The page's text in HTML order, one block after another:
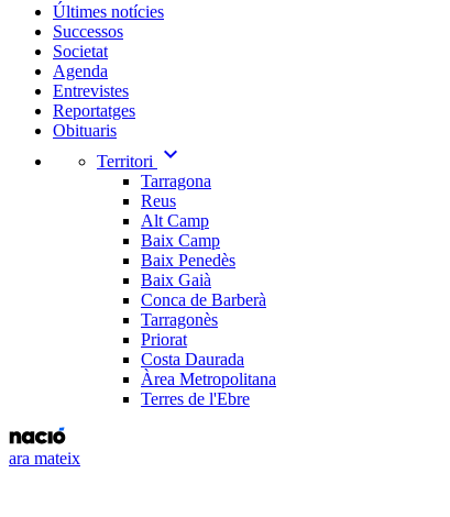
Últimes notícies
Successos
Societat
Agenda
Entrevistes
Reportatges
Obituaris
Territori
expand_more
Tarragona
Reus
Alt Camp
Baix Camp
Baix Penedès
Baix Gaià
Conca de Barberà
Tarragonès
Priorat
Costa Daurada
Àrea Metropolitana
Terres de l'Ebre
ara mateix